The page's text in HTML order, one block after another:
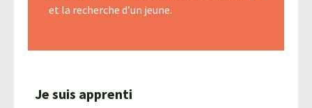
et la recherche d’un jeune.
Je suis apprenti